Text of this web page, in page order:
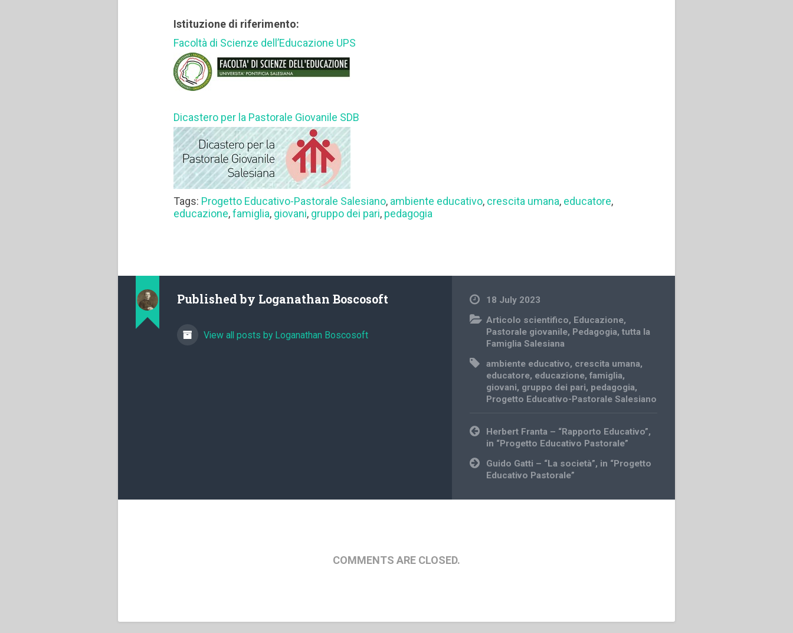
Istituzione di riferimento:
Facoltà di Scienze dell’Educazione UPS
Dicastero per la Pastorale Giovanile SDB
Tags: Progetto Educativo-Pastorale Salesiano, ambiente educativo, crescita umana, educatore,
educazione,famiglia, giovani, gruppo dei pari, pedagogia
Published by Loganathan Boscosoft
View all posts by Loganathan Boscosoft
18 July 2023
Articolo scientifico, Educazione,
Pastorale giovanile, Pedagogia,tutta la
Famiglia Salesiana
ambiente educativo, crescita umana,
educatore, educazione,famiglia,
giovani, gruppo dei pari, pedagogia,
Progetto Educativo-Pastorale Salesiano
Post
navigation
Herbert Franta – “Rapporto Educativo”,
in “Progetto Educativo Pastorale”
Guido Gatti – “La società”, in “Progetto
Educativo Pastorale”
COMMENTS ARE CLOSED.